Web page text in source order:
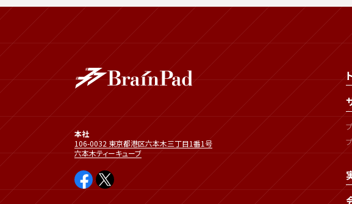
本社
106-0032 東京都港区六本木三丁目1番1号
六本木ティーキューブ